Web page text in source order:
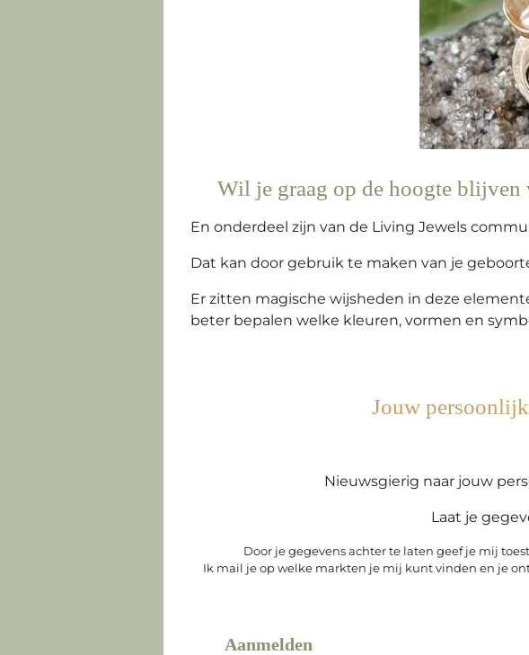
Wil je graag op de hoogte blijven
En onderdeel zijn van de Living Jewels
Dat kan door gebruik te maken van je
Er zitten magische wijsheden in deze
beter bepalen welke kleuren, vormen en
Jouw
Nieuwsgierig naar jouw
Laat je
Door je gegevens achter te laten geef je mij
Ik mail je op welke markten je mij kunt vinden en je
Aanmelden